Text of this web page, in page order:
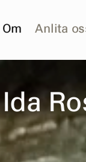
Om Anlita
Ida Ro